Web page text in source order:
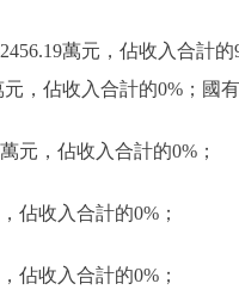
萬元，佔收入合計
，佔收入合計的0%；國
元，佔收入合計的0%；
佔收入合計的0%；
佔收入合計的0%；